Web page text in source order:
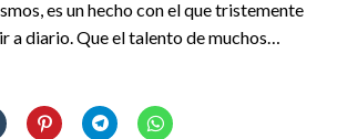
es un hecho con el que tristemente
a diario. Que el talento de muchos…